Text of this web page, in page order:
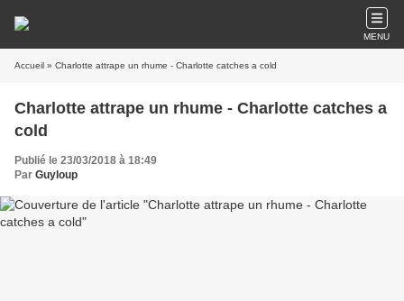
MENU
Accueil » Charlotte attrape un rhume - Charlotte catches a cold
Charlotte attrape un rhume - Charlotte catches a
cold
Publié le 23/03/2018 à 18:49
Par Guyloup